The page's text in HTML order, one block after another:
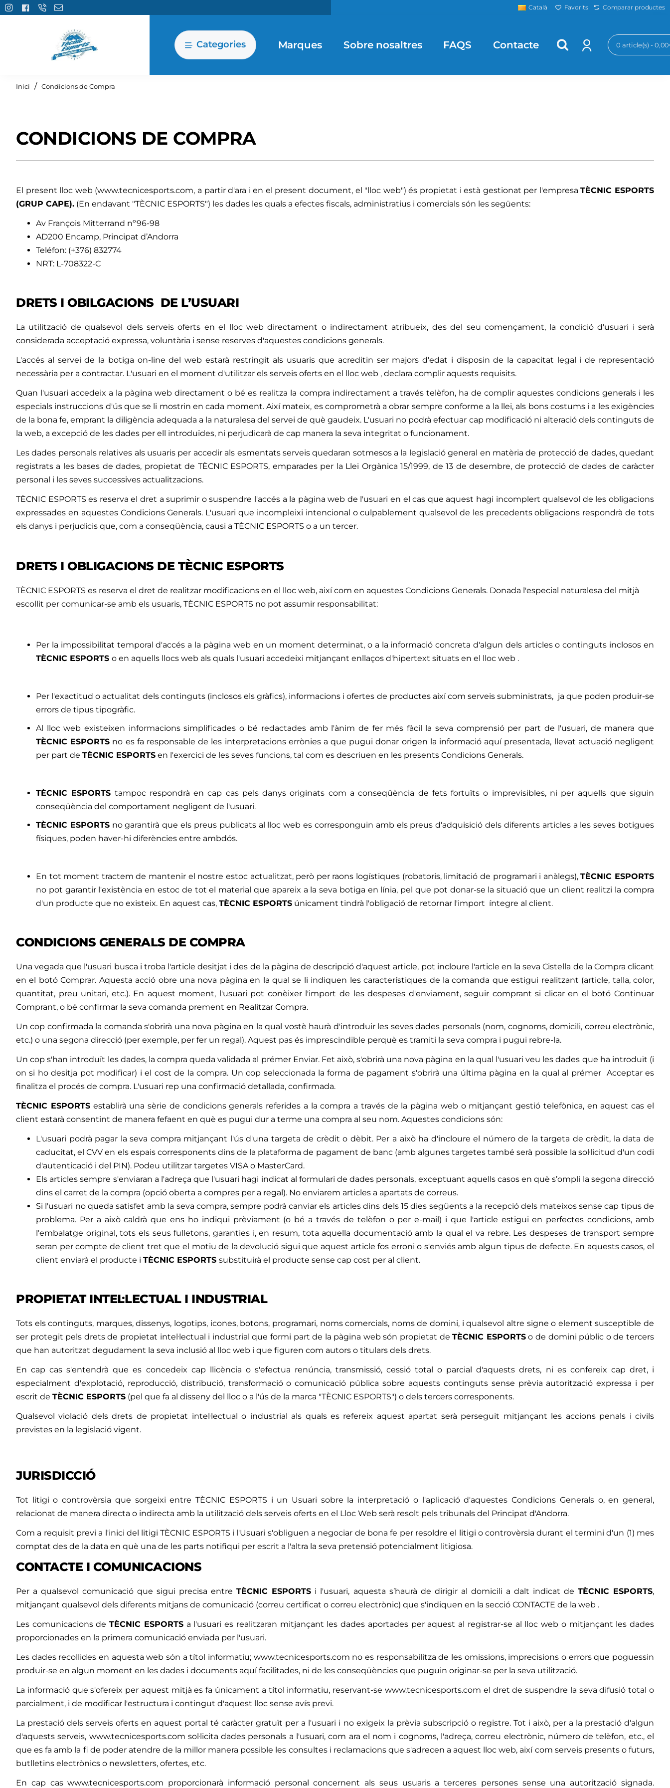
Català Favorits Comparar productes
Categories Marques Sobre nosaltres FAQS Contacte 0 article(s) -
Inici homeCondicions de Compra
CONDICIONS DE COMPRA
El present lloc web (www.tecnicesports.com, a partir d'ara i en el present document, el "lloc web") és propietat i està gestionat per l'empresaTÈCNIC ESPORTS
(GRUP CAPE). (En endavant "TÈCNIC ESPORTS") les dades les quals a efectes fiscals, administratius i comercials són les següents:
Av François Mitterrand nº96-98
AD200 Encamp, Principat d’Andorra
Teléfon: (+376) 832774
NRT: L-708322-C
DRETS I OBILGACIONS DE L’USUARI
La utilització de qualsevol dels serveis oferts en el lloc web directament o indirectament atribueix, des del seu començament, la condició d'usuari i serà
considerada acceptació expressa, voluntària i sense reserves d'aquestes condicions generals.
L'accés al servei de la botiga on-line del web estarà restringit als usuaris que acreditin ser majors d'edat i disposin de la capacitat legal i de representació
necessària per a contractar. L'usuari en el moment d'utilitzar els serveis oferts en el lloc web , declara complir aquests requisits.
Quan l'usuari accedeix a la pàgina web directament o bé es realitza la compra indirectament a través telèfon, ha de complir aquestes condicions generals i les
especials instruccions d'ús que se li mostrin en cada moment. Així mateix, es comprometrà a obrar sempre conforme a la llei, als bons costums i a les exigències
de la bona fe, emprant la diligència adequada a la naturalesa del servei de què gaudeix. L'usuari no podrà efectuar cap modificació ni alteració dels continguts de
la web, a excepció de les dades per ell introduïdes, ni perjudicarà de cap manera la seva integritat o funcionament.
Les dades personals relatives als usuaris per accedir als esmentats serveis quedaran sotmesos a la legislació general en matèria de protecció de dades, quedant
registrats a les bases de dades, propietat de TÈCNIC ESPORTS, emparades per la Llei Orgànica 15/1999, de 13 de desembre, de protecció de dades de caràcter
personal i les seves successives actualitzacions.
TÈCNIC ESPORTS es reserva el dret a suprimir o suspendre l'accés a la pàgina web de l'usuari en el cas que aquest hagi incomplert qualsevol de les obligacions
expressades en aquestes Condicions Generals. L'usuari que incompleixi intencional o culpablement qualsevol de les precedents obligacions respondrà de tots
els danys i perjudicis que, com a conseqüència, causi a TÈCNIC ESPORTS o a un tercer.
DRETS I OBLIGACIONS DE TÈCNIC ESPORTS
TÈCNIC ESPORTS es reserva el dret de realitzar modificacions en el lloc web, així com en aquestes Condicions Generals. Donada l'especial naturalesa del mitjà
escollit per comunicar-se amb els usuaris, TÈCNIC ESPORTS no pot assumir responsabilitat:
Per la impossibilitat temporal d'accés a la pàgina web en un moment determinat, o a la informació concreta d'algun dels articles o continguts inclosos en
TÈCNIC ESPORTS o en aquells llocs web als quals l'usuari accedeixi mitjançant enllaços d'hipertext situats en el lloc web .
Per l'exactitud o actualitat dels continguts (inclosos els gràfics), informacions i ofertes de productes així com serveis subministrats, ja que poden produir-se
errors de tipus tipogràfic.
Al lloc web existeixen informacions simplificades o bé redactades amb l'ànim de fer més fàcil la seva comprensió per part de l'usuari, de manera que
TÈCNIC ESPORTS no es fa responsable de les interpretacions errònies a que pugui donar origen la informació aquí presentada, llevat actuació negligent
per part de TÈCNIC ESPORTS en l'exercici de les seves funcions, tal com es descriuen en les presents Condicions Generals.
TÈCNIC ESPORTS tampoc respondrà en cap cas pels danys originats com a conseqüència de fets fortuïts o imprevisibles, ni per aquells que siguin
conseqüència del comportament negligent de l'usuari.
TÈCNIC ESPORTSno garantirà que els preus publicats al lloc web es corresponguin amb els preus d'adquisició dels diferents articles a les seves botigues
físiques, poden haver-hi diferències entre ambdós.
En tot moment tractem de mantenir el nostre estoc actualitzat, però per raons logístiques (robatoris, limitació de programari i anàlegs),TÈCNIC ESPORTS
no pot garantir l'existència en estoc de tot el material que apareix a la seva botiga en línia, pel que pot donar-se la situació que un client realitzi la compra
d'un producte que no existeix. En aquest cas, TÈCNIC ESPORTS únicament tindrà l'obligació de retornar l'import íntegre al client.
CONDICIONS GENERALS DE COMPRA
Una vegada que l'usuari busca i troba l'article desitjat i des de la pàgina de descripció d'aquest article, pot incloure l'article en la seva Cistella de la Compra clicant
en el botó Comprar. Aquesta acció obre una nova pàgina en la qual se li indiquen les característiques de la comanda que estigui realitzant (article, talla, color,
quantitat, preu unitari, etc.). En aquest moment, l'usuari pot conèixer l'import de les despeses d'enviament, seguir comprant si clicar en el botó Continuar
Comprant, o bé confirmar la seva comanda prement en Realitzar Compra.
Un cop confirmada la comanda s'obrirà una nova pàgina en la qual vostè haurà d'introduir les seves dades personals (nom, cognoms, domicili, correu electrònic,
etc.) o una segona direcció (per exemple, per fer un regal). Aquest pas és imprescindible perquè es tramiti la seva compra i pugui rebre-la.
Un cop s'han introduït les dades, la compra queda validada al prémer Enviar. Fet això, s'obrirà una nova pàgina en la qual l'usuari veu les dades que ha introduït (i
on si ho desitja pot modificar) i el cost de la compra. Un cop seleccionada la forma de pagament s'obrirà una última pàgina en la qual al prémer Acceptar es
finalitza el procés de compra. L'usuari rep una confirmació detallada, confirmada.
TÈCNIC ESPORTSestablirà una sèrie de condicions generals referides a la compra a través de la pàgina web o mitjançant gestió telefònica, en aquest cas el
client estarà consentint de manera fefaent en què es pugui dur a terme una compra al seu nom. Aquestes condicions són:
L'usuari podrà pagar la seva compra mitjançant l'ús d'una targeta de crèdit o dèbit. Per a això ha d'incloure el número de la targeta de crèdit, la data de
caducitat, el CVV en els espais corresponents dins de la plataforma de pagament de banc (amb algunes targetes també serà possible la sol·licitud d'un codi
d'autenticació i del PIN). Podeu utilitzar targetes VISA o MasterCard.
Els articles sempre s'enviaran a l'adreça que l'usuari hagi indicat al formulari de dades personals, exceptuant aquells casos en què s’ompli la segona direcció
dins el carret de la compra (opció oberta a compres per a regal). No enviarem articles a apartats de correus.
Si l'usuari no queda satisfet amb la seva compra, sempre podrà canviar els articles dins dels 15 dies següents a la recepció dels mateixos sense cap tipus de
problema. Per a això caldrà que ens ho indiqui prèviament (o bé a través de telèfon o per e-mail) i que l'article estigui en perfectes condicions, amb
l'embalatge original, tots els seus fulletons, garanties i, en resum, tota aquella documentació amb la qual el va rebre. Les despeses de transport sempre
seran per compte de client tret que el motiu de la devolució sigui que aquest article fos erroni o s'enviés amb algun tipus de defecte. En aquests casos, el
client enviarà el producte i TÈCNIC ESPORTS substituirà el producte sense cap cost per al client.
PROPIETAT INTEL·LECTUAL I INDUSTRIAL
Tots els continguts, marques, dissenys, logotips, icones, botons, programari, noms comercials, noms de domini, i qualsevol altre signe o element susceptible de
ser protegit pels drets de propietat intel·lectual i industrial que formi part de la pàgina web són propietat deTÈCNIC ESPORTSo de domini públic o de tercers
que han autoritzat degudament la seva inclusió al lloc web i que figuren com autors o titulars dels drets.
En cap cas s'entendrà que es concedeix cap llicència o s'efectua renúncia, transmissió, cessió total o parcial d'aquests drets, ni es confereix cap dret, i
especialment d'explotació, reproducció, distribució, transformació o comunicació pública sobre aquests continguts sense prèvia autorització expressa i per
escrit de TÈCNIC ESPORTS (pel que fa al disseny del lloc o a l'ús de la marca "TÈCNIC ESPORTS") o dels tercers corresponents.
Qualsevol violació dels drets de propietat intel·lectual o industrial als quals es refereix aquest apartat serà perseguit mitjançant les accions penals i civils
previstes en la legislació vigent.
JURISDICCIÓ
Tot litigi o controvèrsia que sorgeixi entre TÈCNIC ESPORTS i un Usuari sobre la interpretació o l'aplicació d'aquestes Condicions Generals o, en general,
relacionat de manera directa o indirecta amb la utilització dels serveis oferts en el Lloc Web serà resolt pels tribunals del Principat d'Andorra.
Com a requisit previ a l'inici del litigi TÈCNIC ESPORTS i l'Usuari s'obliguen a negociar de bona fe per resoldre el litigi o controvèrsia durant el termini d'un (1) mes
comptat des de la data en què una de les parts notifiqui per escrit a l'altra la seva pretensió potencialment litigiosa.
CONTACTE I COMUNICACIONS
Per a qualsevol comunicació que sigui precisa entreTÈCNIC ESPORTS i l'usuari, aquesta s’haurà de dirigir al domicili a dalt indicat de TÈCNIC ESPORTS,
mitjançant qualsevol dels diferents mitjans de comunicació (correu certificat o correu electrònic) que s'indiquen en la secció CONTACTE de la web .
Les comunicacions deTÈCNIC ESPORTSa l'usuari es realitzaran mitjançant les dades aportades per aquest al registrar-se al lloc web o mitjançant les dades
proporcionades en la primera comunicació enviada per l'usuari.
Les dades recollides en aquesta web són a títol informatiu; www.tecnicesports.com no es responsabilitza de les omissions, imprecisions o errors que poguessin
produir-se en algun moment en les dades i documents aquí facilitades, ni de les conseqüències que puguin originar-se per la seva utilització.
La informació que s'ofereix per aquest mitjà es fa únicament a títol informatiu, reservant-se www.tecnicesports.com el dret de suspendre la seva difusió total o
parcialment, i de modificar l'estructura i contingut d'aquest lloc sense avís previ.
La prestació dels serveis oferts en aquest portal té caràcter gratuït per a l'usuari i no exigeix ​​la prèvia subscripció o registre. Tot i això, per a la prestació d'algun
d'aquests serveis, www.tecnicesports.com sol·licita dades personals a l'usuari, com ara el nom i cognoms, l'adreça, correu electrònic, número de telèfon, etc., el
que es fa amb la fi de poder atendre de la millor manera possible les consultes i reclamacions que s'adrecen a aquest lloc web, així com serveis presents o futurs,
butlletins electrònics o newsletters, ofertes, etc.
En cap cas www.tecnicesports.com proporcionarà informació personal concernent als seus usuaris a terceres persones sense una autorització signada.